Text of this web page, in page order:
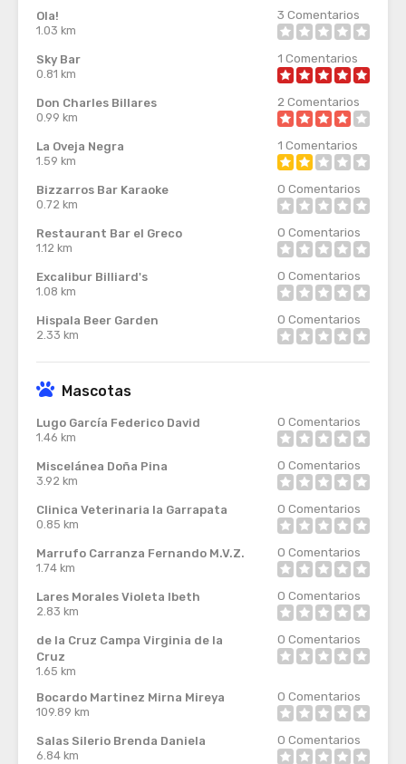
Ola!
1.03 km
3 Comentarios
Sky Bar
0.81 km
1 Comentarios
Don Charles Billares
0.99 km
2Comentarios
La Oveja Negra
1.59 km
1 Comentarios
Bizzarros Bar Karaoke
0.72 km
0 Comentarios
Restaurant Bar el Greco
1.12 km
0 Comentarios
Excalibur Billiard's
1.08 km
0 Comentarios
Hispala Beer Garden
2.33 km
0 Comentarios
Mascotas
Lugo García Federico David
1.46 km
0 Comentarios
Miscelánea Doña Pina
3.92 km
0 Comentarios
Clinica Veterinaria la Garrapata
0.85 km
0 Comentarios
Marrufo Carranza Fernando M.V.Z.
1.74 km
0 Comentarios
Lares Morales Violeta Ibeth
2.83 km
0 Comentarios
de la Cruz Campa Virginia de la
Cruz
1.65 km
0 Comentarios
Bocardo Martinez Mirna Mireya
109.89 km
0 Comentarios
Salas Silerio Brenda Daniela
6.84 km
0 Comentarios